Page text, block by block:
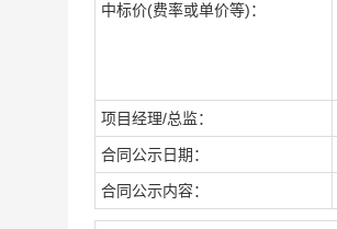
中标价(费率或单价等)：
项目经理/总监：
合同公示日期：
合同公示内容：